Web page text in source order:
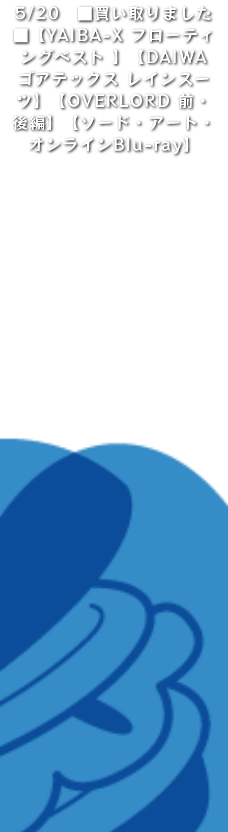
5/20 ■買い取りました
■【YAIBA-X フローティ
ングベスト 】【DAIWA
ゴアテックス レインスー
ツ】【OVERLORD 前・
後編】【ソード・アート・
オンラインBlu-ray】